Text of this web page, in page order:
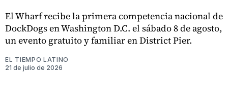
El Wharf recibe la primera competencia nacional de
DockDogs en Washington D.C. el sábado 8 de agosto,
un evento gratuito y familiar en District Pier.
EL TIEMPO LATINO
21 de julio de 2026